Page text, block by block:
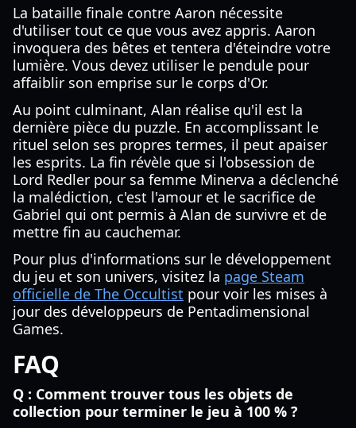
La bataille finale contre Aaron nécessite
d'utiliser tout ce que vous avez appris. Aaron
invoquera des bêtes et tentera d'éteindre votre
lumière. Vous devez utiliser le pendule pour
affaiblir son emprise sur le corps d'Or.
Au point culminant, Alan réalise qu'il est la
dernière pièce du puzzle. En accomplissant le
rituel selon ses propres termes, il peut apaiser
les esprits. La fin révèle que si l'obsession de
Lord Redler pour sa femme Minerva a déclenché
la malédiction, c'est l'amour et le sacrifice de
Gabriel qui ont permis à Alan de survivre et de
mettre fin au cauchemar.
Pour plus d'informations sur le développement
du jeu et son univers, visitez la page Steam
officielle de The Occultist pour voir les mises à
jour des développeurs de Pentadimensional
Games.
FAQ
Q : Comment trouver tous les objets de
collection pour terminer le jeu à 100 % ?